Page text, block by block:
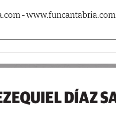
- www.funcantabria.com